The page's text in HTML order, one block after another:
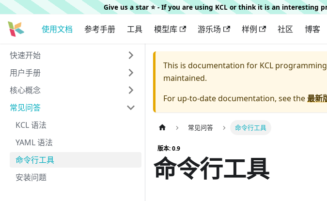
Give us a star ⭐️ - If you are using KCL or think it is an interesting
使用文档 参考手册 工具 模型库 游乐场 样例 社区 博客
快速开始
用户手册
核心概念
常见问答
KCL 语法
YAML 语法
命令行工具
安装问题
This is documentation for KCL
maintained.
For up-to-date documentation, see the最新
常见问答 命令行工具
版本: 0.9
命令行工具